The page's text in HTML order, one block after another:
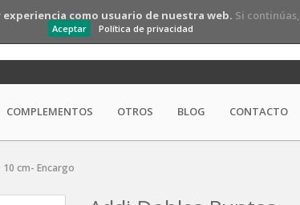
como usuario de nuestra web. Si
Aceptar Política de privacidad
COMPLEMENTOS OTROS BLOG CONTACTO
cm- Encargo